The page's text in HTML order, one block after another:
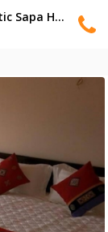
Ruby Boutique Hotel - Former Fantastic Sapa Hotel